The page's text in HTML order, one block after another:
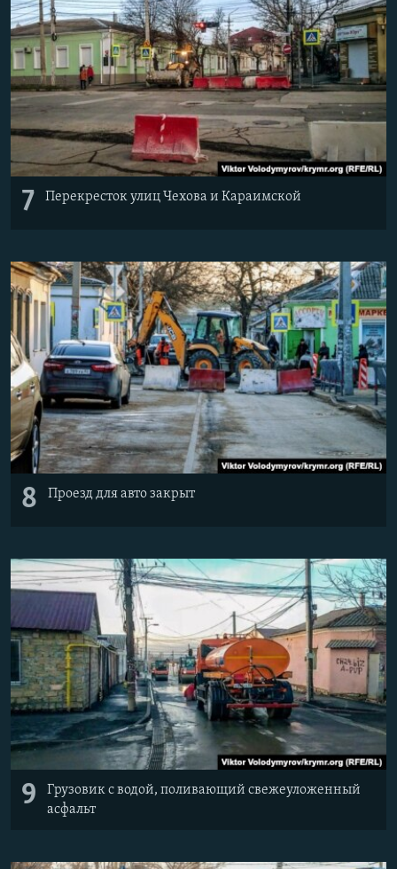
7 Перекресток улиц Чехова и Караимской
8 Проезд для авто закрыт
9
Грузовик с водой, поливающий свежеуложенный
асфальт